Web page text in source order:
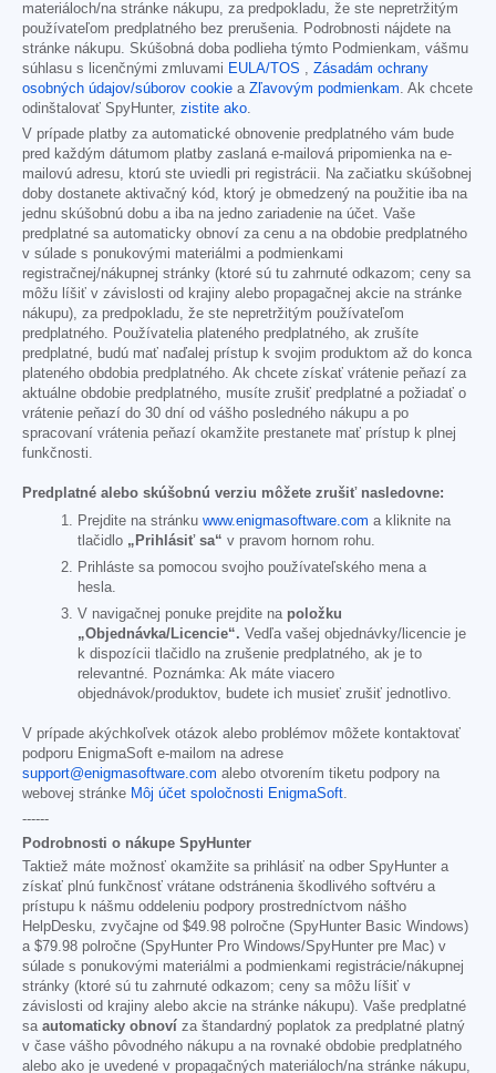
materiáloch/na stránke nákupu, za predpokladu, že ste nepretržitým
používateľom predplatného bez prerušenia. Podrobnosti nájdete na
stránke nákupu. Skúšobná doba podlieha týmto Podmienkam, vášmu
súhlasu s licenčnými zmluvami EULA/TOS , Zásadám ochrany
osobných údajov/súborov cookie a Zľavovým podmienkam. Ak chcete
odinštalovať SpyHunter, zistite ako.
V prípade platby za automatické obnovenie predplatného vám bude
pred každým dátumom platby zaslaná e-mailová pripomienka na e-
mailovú adresu, ktorú ste uviedli pri registrácii. Na začiatku skúšobnej
doby dostanete aktivačný kód, ktorý je obmedzený na použitie iba na
jednu skúšobnú dobu a iba na jedno zariadenie na účet. Vaše
predplatné sa automaticky obnoví za cenu a na obdobie predplatného
v súlade s ponukovými materiálmi a podmienkami
registračnej/nákupnej stránky (ktoré sú tu zahrnuté odkazom; ceny sa
môžu líšiť v závislosti od krajiny alebo propagačnej akcie na stránke
nákupu), za predpokladu, že ste nepretržitým používateľom
predplatného. Používatelia plateného predplatného, ak zrušíte
predplatné, budú mať naďalej prístup k svojim produktom až do konca
plateného obdobia predplatného. Ak chcete získať vrátenie peňazí za
aktuálne obdobie predplatného, musíte zrušiť predplatné a požiadať o
vrátenie peňazí do 30 dní od vášho posledného nákupu a po
spracovaní vrátenia peňazí okamžite prestanete mať prístup k plnej
funkčnosti.
Predplatné alebo skúšobnú verziu môžete zrušiť nasledovne:
Prejdite na stránku www.enigmasoftware.com a kliknite na
tlačidlo „Prihlásiť sa“ v pravom hornom rohu.
Prihláste sa pomocou svojho používateľského mena a
hesla.
V navigačnej ponuke prejdite na položku
„Objednávka/Licencie“. Vedľa vašej objednávky/licencie je
k dispozícii tlačidlo na zrušenie predplatného, ak je to
relevantné. Poznámka: Ak máte viacero
objednávok/produktov, budete ich musieť zrušiť jednotlivo.
V prípade akýchkoľvek otázok alebo problémov môžete kontaktovať
podporu EnigmaSoft e-mailom na adrese
support@enigmasoftware.com alebo otvorením tiketu podpory na
webovej stránke Môj účet spoločnosti EnigmaSoft.
------
Podrobnosti o nákupe SpyHunter
Taktiež máte možnosť okamžite sa prihlásiť na odber SpyHunter a
získať plnú funkčnosť vrátane odstránenia škodlivého softvéru a
prístupu k nášmu oddeleniu podpory prostredníctvom nášho
HelpDesku, zvyčajne od $49.98 polročne (SpyHunter Basic Windows)
a $79.98 polročne (SpyHunter Pro Windows/SpyHunter pre Mac) v
súlade s ponukovými materiálmi a podmienkami registrácie/nákupnej
stránky (ktoré sú tu zahrnuté odkazom; ceny sa môžu líšiť v
závislosti od krajiny alebo akcie na stránke nákupu). Vaše predplatné
sa automaticky obnoví za štandardný poplatok za predplatné platný
v čase vášho pôvodného nákupu a na rovnaké obdobie predplatného
alebo ako je uvedené v propagačných materiáloch/na stránke nákupu,